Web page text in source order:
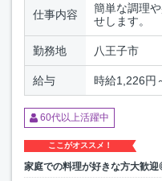
仕事内容
簡単な調理
せします。
勤務地 八王子市
給与 時給1,226円
60代以上活躍中
ここがオススメ！
家庭での料理が好きな方大歓